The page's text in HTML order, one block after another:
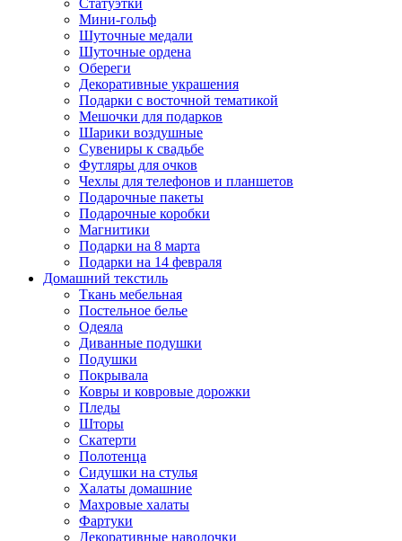
Статуэтки
Мини-гольф
Шуточные медали
Шуточные ордена
Обереги
Декоративные украшения
Подарки с восточной тематикой
Мешочки для подарков
Шарики воздушные
Сувениры к свадьбе
Футляры для очков
Чехлы для телефонов и планшетов
Подарочные пакеты
Подарочные коробки
Магнитики
Подарки на 8 марта
Подарки на 14 февраля
Домашний текстиль
Ткань мебельная
Постельное белье
Одеяла
Диванные подушки
Подушки
Покрывала
Ковры и ковровые дорожки
Пледы
Шторы
Скатерти
Полотенца
Сидушки на стулья
Халаты домашние
Махровые халаты
Фартуки
Декоративные наволочки